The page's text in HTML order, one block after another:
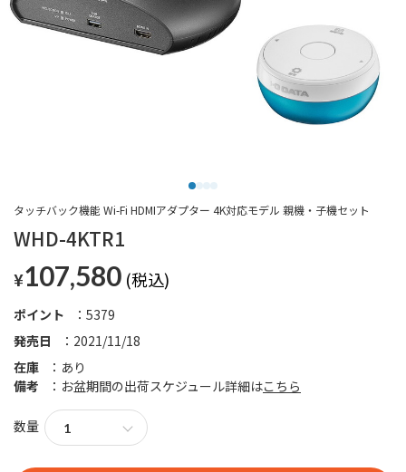
WHD-4KTR1
タッチバック機能 Wi-Fi HDMIアダプター 4K対応モデル 親機・子機セット
¥107,580
発売日 2021/11/18
ポイント 5379
在庫
あり
備考
お盆期間の出荷スケジュール詳細はこちら
数量